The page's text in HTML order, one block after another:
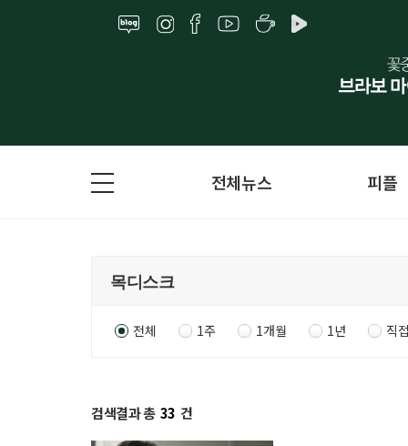
전체뉴스 피플
전체 1주 1개월 1년 직
검색결과 총 33 건